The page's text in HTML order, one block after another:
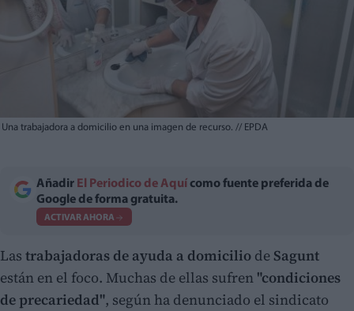
Una trabajadora a domicilio en una imagen de recurso. // EPDA
Añadir El Periodico de Aquí como fuente preferida de
Google de forma gratuita.
ACTIVAR AHORA
Las trabajadoras de ayuda a domicilio de Sagunt
están en el foco. Muchas de ellas sufren "condiciones
de precariedad", según ha denunciado el sindicato